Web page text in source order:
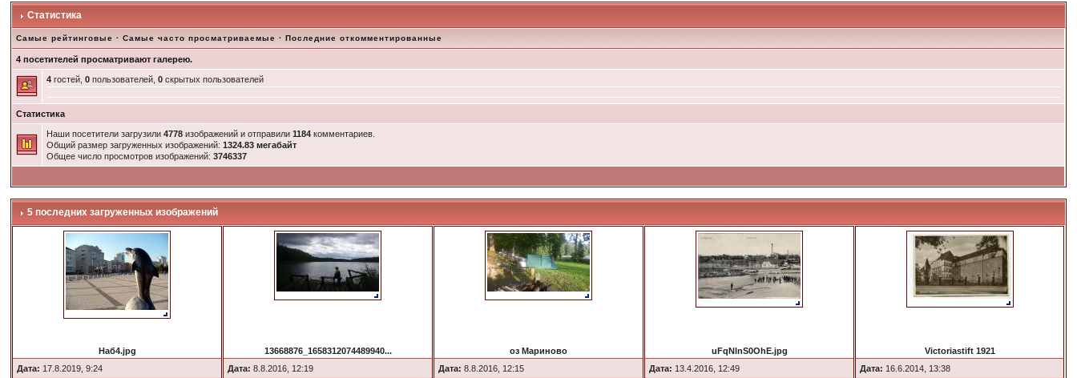
Статистика
Самые рейтинговые ·Самые часто просматриваемые ·Последние откомментированные
4 посетителей просматривают галерею.
4 гостей,0 пользователей,0 скрытых пользователей
Статистика
Наши посетители загрузили4778 изображений и отправили1184 комментариев.
Общий размер загруженных изображений:1324.83 мегабайт
Общее число просмотров изображений:3746337
5 последних загруженных изображений
Наб4.jpg
Дата: 17.8.2019, 9:24
13668876_1658312074489940...
Дата: 8.8.2016, 12:19
оз Мариново
Дата: 8.8.2016, 12:15
uFqNlnS0OhE.jpg
Дата: 13.4.2016, 12:49
Victoriastift 1921
Дата: 16.6.2014, 13:38